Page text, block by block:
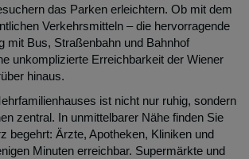
das Parken erleichtern. Ob mit dem
Verkehrsmitteln – die hervorragende
mit Bus, Straßenbahn und Bahnhof
unkomplizierte Erreichbarkeit der Wiener
hinaus.
ist nicht nur ruhig, sondern
zentral. In unmittelbarer Nähe finden Sie
begehrt: Ärzte, Apotheken, Kliniken und
Minuten erreichbar. Supermärkte und